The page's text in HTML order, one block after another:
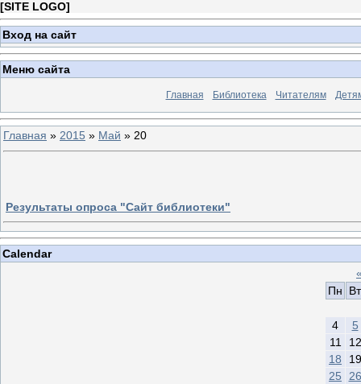
[SITE LOGO]
Вход на сайт
Меню сайта
Главная Библиотека Читателям
Главная » 2015 » Май » 20
Результаты опроса "Сайт библиотеки"
Calendar
Пн
Вт
4
5
11
12
18
19
25
26